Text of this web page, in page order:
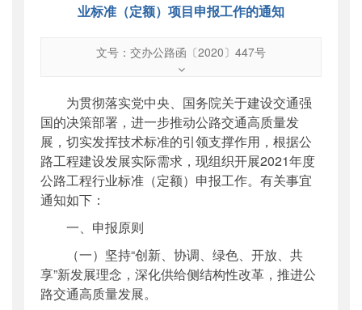
业标准（定额）项目申报工作的通知
文号：交办公路函〔2020〕447号
交办公路函〔2020〕447号
公开日期：2020年04月01日
主题词：
公路工程;行业标准;定额;项目申报
机构分类：水运局
主题分类：标准
公文类型
为贯彻落实党中央、国务院关于建设交通强
国的决策部署，进一步推动公路交通高质量发
展，切实发挥技术标准的引领支撑作用，根据公
路工程建设发展实际需求，现组织开展2021年度
公路工程行业标准（定额）申报工作。有关事宜
通知如下：
一、申报原则
（一）坚持“创新、协调、绿色、开放、共
享”新发展理念，深化供给侧结构性改革，推进公
路交通高质量发展。